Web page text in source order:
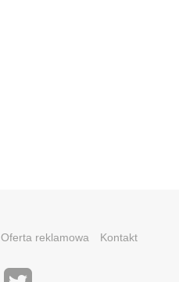
Oferta reklamowa Kontakt